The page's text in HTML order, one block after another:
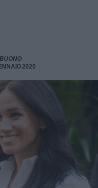
2020